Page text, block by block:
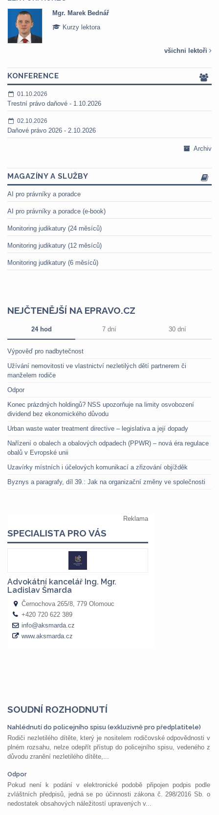
Mgr. Marek Bednář
Kurzy lektora
všichni lektoři
KONFERENCE
01.10.2026
Trestní právo daňové - 1.10.2026
02.10.2026
Daňové právo 2026 - 2.10.2026
Archiv
MAGAZÍNY A SLUŽBY
AI pro právníky a poradce
AI pro právníky a poradce (e-book)
Monitoring judikatury (24 měsíců)
Monitoring judikatury (12 měsíců)
Monitoring judikatury (6 měsíců)
NEJČTENĚJŠÍ NA EPRAVO.CZ
24 hod 7 dní 30 dní
Výpověď pro nadbytečnost
Užívání nemovitosti ve vlastnictví nezletilých dětí partnerem či
manželem rodiče
Odpor
Konec prázdných holdingů? NSS upozorňuje na limity osvobození
dividend bez ekonomického důvodu
Urban waste water treatment directive – legislativa a její dopady
Nařízení o obalech a obalových odpadech (PPWR) – nová éra regulace
obalů v Evropské unii
Uzavírky místních i účelových komunikací a zřizování objížděk
Byznys a paragrafy, díl 39.: Jak na organizační změny ve společnosti
SOUDNÍ ROZHODNUTÍ
Nahlédnutí do policejního spisu (exkluzivně pro předplatitele)
Rodiči nezletilého dítěte, který je nositelem rodičovské odpovědnosti v
plném rozsahu, nelze odepřít přístup do policejního spisu, vedeného z
důvodu zranění nezletilého dítěte,...
Odpor
Pokud není k podání v elektronické podobě připojen podpis podle
zvláštních předpisů, jedná se po účinnosti zákona č. 298/2016 Sb. o
nedostatek obsahových náležitostí upravených v...